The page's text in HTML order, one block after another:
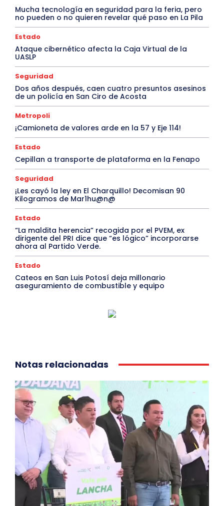
Mucha tecnología en seguridad para la feria, pero
no pueden o no quieren revelar qué paso en La Pila
Estado
Ataque cibernético afecta la Caja Virtual de la
UASLP
Seguridad
Dos años después, caen cuatro presuntos asesinos
de un policía en San Ciro de Acosta
Metropoli
¡Camioneta de valores arde en la 57 y Eje 114!
Estado
Cepillan a transporte de plataforma en la Fenapo
Seguridad
¡Les cayó la ley en El Charquillo! Decomisan 90
Kilogramos de Mar1hu@n@
Estado
“La maldita herencia” recogida por el PVEM, ex
dirigente del PRI dice que “es lógico” incorporarse
ahora al Partido Verde.
Estado
Cateos en San Luis Potosí deja millonario
aseguramiento de combustible y equipo
Notas relacionadas